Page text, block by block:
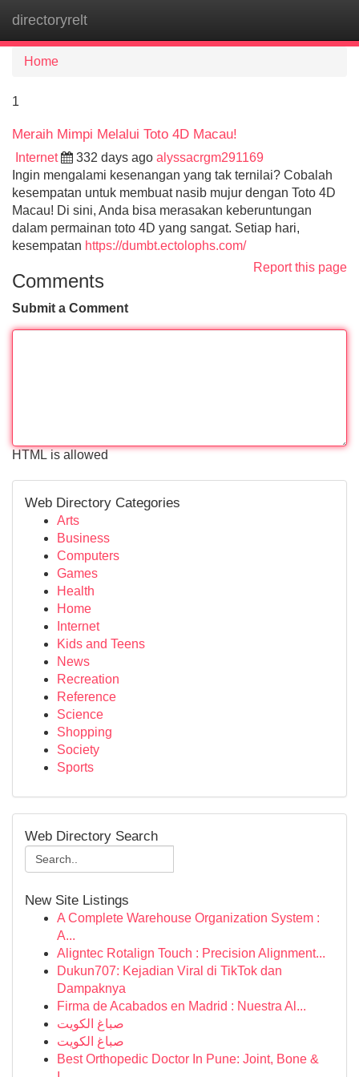
directoryrelt
Home
1
Meraih Mimpi Melalui Toto 4D Macau!
Internet 332 days ago alyssacrgm291169
Ingin mengalami kesenangan yang tak ternilai? Cobalah
kesempatan untuk membuat nasib mujur dengan Toto 4D
Macau! Di sini, Anda bisa merasakan keberuntungan
dalam permainan toto 4D yang sangat. Setiap hari,
kesempatan https://dumbt.ectolophs.com/
Report this page
Comments
Submit a Comment
HTML is allowed
Web Directory Categories
Arts
Business
Computers
Games
Health
Home
Internet
Kids and Teens
News
Recreation
Reference
Science
Shopping
Society
Sports
Web Directory Search
New Site Listings
A Complete Warehouse Organization System :
A...
Aligntec Rotalign Touch : Precision Alignment...
Dukun707: Kejadian Viral di TikTok dan
Dampaknya
Firma de Acabados en Madrid : Nuestra Al...
صباغ الكويت
صباغ الكويت
Best Orthopedic Doctor In Pune: Joint, Bone &